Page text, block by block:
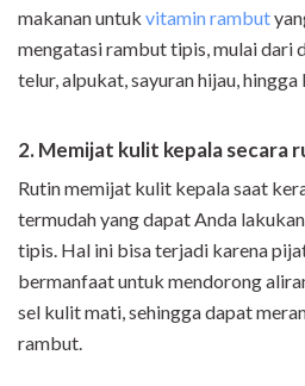
makanan untuk vitamin rambut
mengatasi rambut tipis, mulai dari
telur, alpukat, sayuran hijau,
2. Memijat kulit kepala secara
Rutin memijat kulit kepala saat
termudah yang dapat Anda
tipis. Hal ini bisa terjadi karena
bermanfaat untuk mendorong
sel kulit mati, sehingga dapat
rambut.